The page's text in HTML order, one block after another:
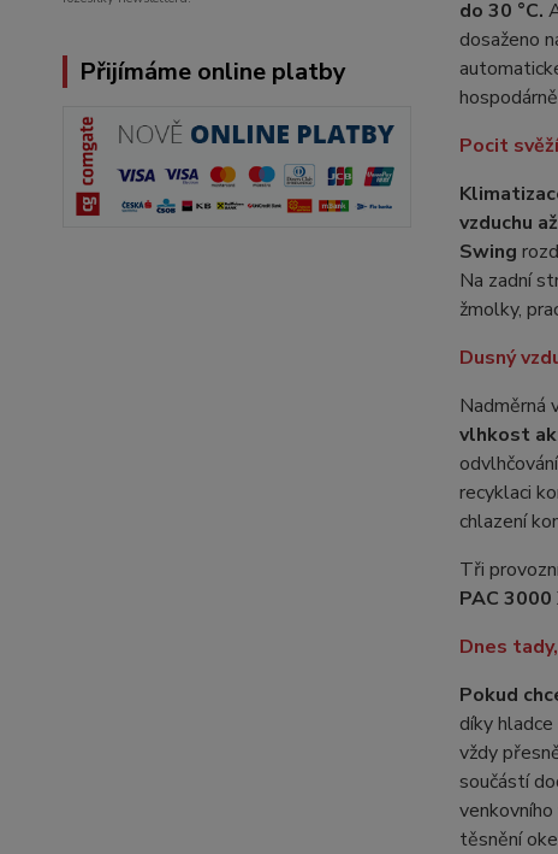
Přijímáme online platby
do 30 °C.
dosaženo
Pocit
vzduchu
Swing
Na zadní
žmolky,
Dusný
Nadměrná
vlhkost
recyklaci
chlazení
Tři
PAC 3000
Dnes
Pokud
díky
vždy
součástí
těsnění